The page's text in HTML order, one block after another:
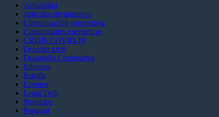
Actualidad
Artículos divulgativos
Comunicación corporativa
Comunidades energéticas
CRISIS COVID-19
Derecho civil
Desarrollo Corporativo
Empresa
España
Eventos
Legal Tech
Negocios
Portugal